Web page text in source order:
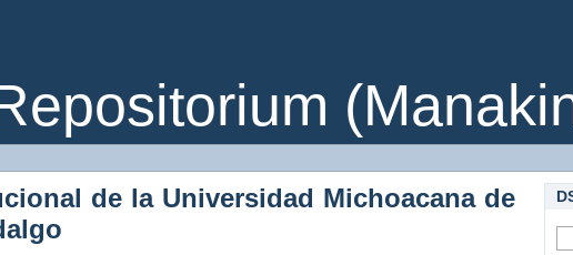
de la Universidad Michoacana de